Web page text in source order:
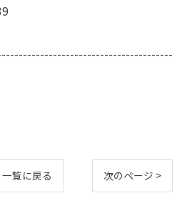
一覧に戻る 次のページ >